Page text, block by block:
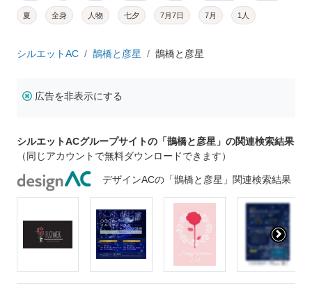
夏 全身 人物 七夕 7月7日 7月 1人
シルエットAC 鵲橋と彦星 鵲橋と彦星
広告を非表示にする
シルエットACグループサイトの「鵲橋と彦星」の関連検索結果
（同じアカウントで無料ダウンロードできます）
デザインACの「鵲橋と彦星」関連検索結果